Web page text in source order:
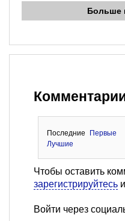
Больше
Последние
Первые
Лучшие
Чтобы оставить
зарегистрируйтесь
Войти через